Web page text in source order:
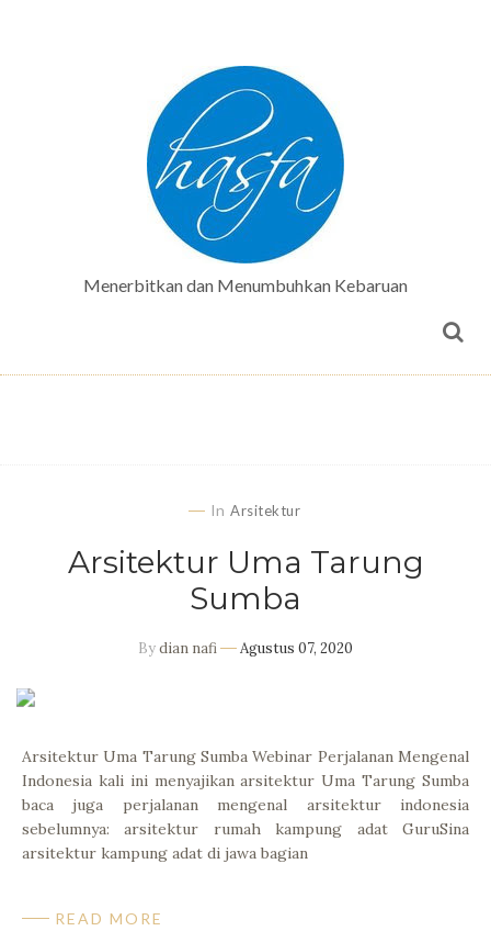
Menerbitkan dan Menumbuhkan Kebaruan
In Arsitektur
Arsitektur Uma Tarung
Sumba
Bydian nafi Agustus 07, 2020
Arsitektur Uma Tarung Sumba Webinar Perjalanan Mengenal
Indonesia kali ini menyajikan arsitektur Uma Tarung Sumba
baca juga perjalanan mengenal arsitektur indonesia
sebelumnya: arsitektur rumah kampung adat GuruSina
arsitektur kampung adat di jawa bagian
READ MORE